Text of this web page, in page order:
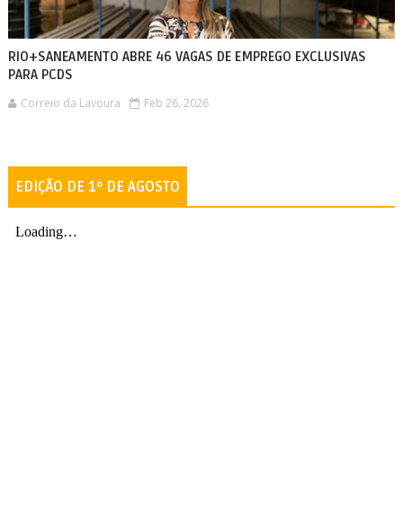
RIO+SANEAMENTO ABRE 46 VAGAS DE EMPREGO EXCLUSIVAS
PARA PCDS
Correio da Lavoura Feb 26, 2026
EDIÇÃO DE 1º DE AGOSTO